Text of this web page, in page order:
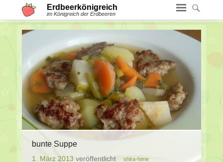
Erdbeerkönigreich
im Königreich der Erdbeeren
bunte Suppe
1. März 2013 veröffentlicht shira-hime